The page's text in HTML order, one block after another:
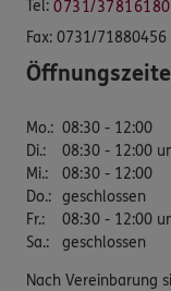
Tel: 0731/37816180
Fax: 0731/71880456
Mo.: 08:30 - 12:00
Di.:
08:30 - 12:00
Mi.:
08:30 - 12:00
Do.: geschlossen
Fr.:
08:30 - 12:00
Sa.: geschlossen
Nach Vereinbarung